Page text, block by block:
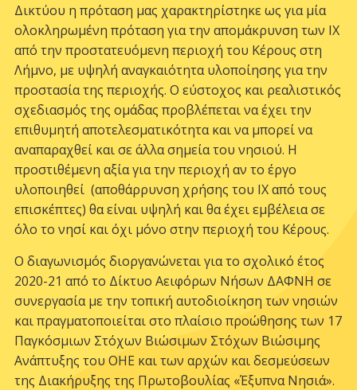
Δικτύου η πρόταση μας χαρακτηρίστηκε ως για μία
ολοκληρωμένη πρόταση για την απομάκρυνση των ΙΧ
από την προστατευόμενη περιοχή του Κέρους στη
Λήμνο, με υψηλή αναγκαιότητα υλοποίησης για την
προστασία της περιοχής. Ο εύστοχος και ρεαλιστικός
σχεδιασμός της ομάδας προβλέπεται να έχει την
επιθυμητή αποτελεσματικότητα και να μπορεί να
αναπαραχθεί και σε άλλα σημεία του νησιού. Η
προστιθέμενη αξία για την περιοχή αν το έργο
υλοποιηθεί (αποθάρρυνση χρήσης του ΙΧ από τους
επισκέπτες) θα είναι υψηλή και θα έχει εμβέλεια σε
όλο το νησί και όχι μόνο στην περιοχή του Κέρους.
Ο διαγωνισμός διοργανώνεται για το σχολικό έτος
2020-21 από το Δίκτυο Αειφόρων Νήσων ΔΑΦΝΗ σε
συνεργασία με την τοπική αυτοδιοίκηση των νησιών
και πραγματοποιείται στο πλαίσιο προώθησης των 17
Παγκόσμιων Στόχων Βιώσιμων Στόχων Βιώσιμης
Ανάπτυξης του ΟΗΕ και των αρχών και δεσμεύσεων
της Διακήρυξης της Πρωτοβουλίας «Έξυπνα Νησιά».